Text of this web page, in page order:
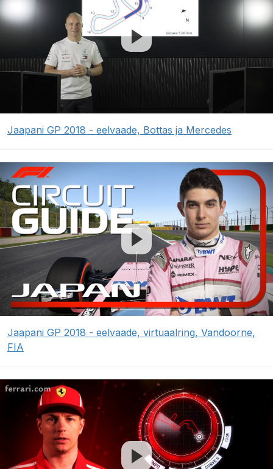
Jaapani GP 2018 - eelvaade, Bottas ja Mercedes
Jaapani GP 2018 - eelvaade, virtuaalring, Vandoorne,
FIA